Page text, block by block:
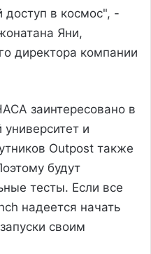
доступ в космос", -
Яни,
директора компании
заинтересовано в
и
Outpost также
будут
тесты. Если все
надеется начать
своим